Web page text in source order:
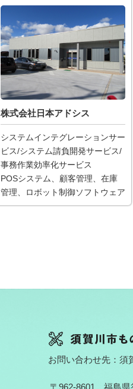
株式会社日本アドシス
システムインテグレーションサー
ビス/システム請負開発サービス/
事務作業効率化サービス
POSシステム、顧客管理、在庫
管理、ロボット制御ソフトウェア
お問い合わせ先：須
〒962-8601 福島県